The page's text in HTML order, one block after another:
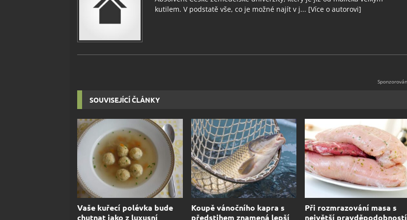
kutilem. V podstatě vše, co je možné najít v j... [Více o autorovi]
SOUVISEJÍCÍ ČLÁNKY
Vaše kuřecí polévka bude
chutnat jako z luxusní
Koupě vánočního kapra s
předstihem znamená lepší
Při rozmrazování masa s
největší pravděpodobností